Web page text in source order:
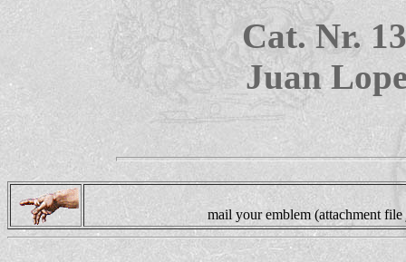
Cat. Nr.
Juan
mail your emblem (attachment